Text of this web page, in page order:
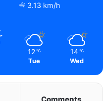
3.13 km/h
12 ℃
Tue
14 ℃
Wed